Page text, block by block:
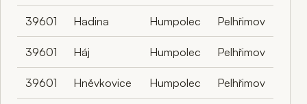
39601 Hadina Humpolec Pelhřimov
39601 Háj Humpolec Pelhřimov
39601 Hněvkovice Humpolec Pelhřimov